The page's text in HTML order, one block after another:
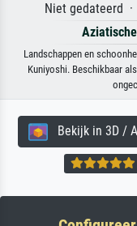
Niet gedateerd
Landschappen en
Kuniyoshi. Beschikbaar
Bekijk in 3D /